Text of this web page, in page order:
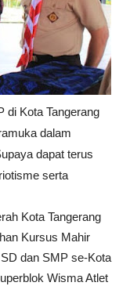
di Kota Tangerang
dalam
dapat terus
serta
Kota Tangerang
Kursus Mahir
dan SMP se-Kota
Wisma Atlet